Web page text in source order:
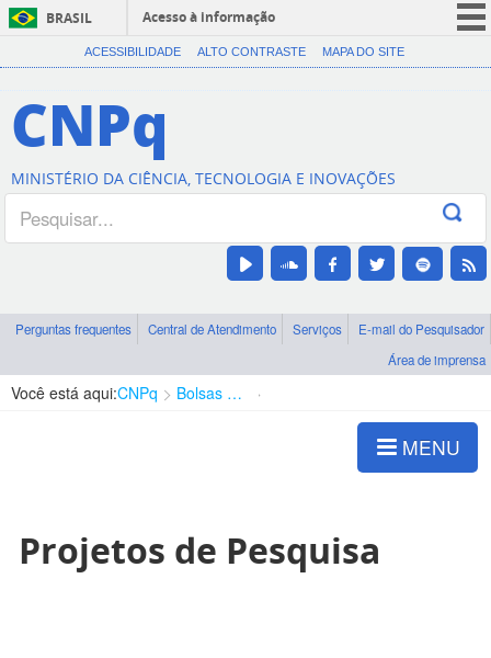
BRASIL
Acesso à informação
CORONAVÍRUS (COVID-19)
Canais
ACESSIBILIDADE ALTO CONTRASTE MAPA DO SITE
CNPq
MINISTÉRIO DA CIÊNCIA, TECNOLOGIA E INOVAÇÕES
Perguntas frequentes Central de Atendimento Serviços
E-mail do Pesquisador
Área de imprensa
Você está aqui:CNPq Bolsas e Auxílios Vigentes
MENU
Projetos de Pesquisa